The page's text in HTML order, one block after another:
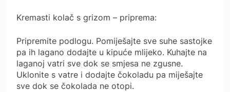
Kremasti kolač s grizom – priprema:
Pripremite podlogu. Pomiješajte sve suhe sastojke
pa ih lagano dodajte u kipuće mlijeko. Kuhajte na
laganoj vatri sve dok se smjesa ne zgusne.
Uklonite s vatre i dodajte čokoladu pa miješajte
sve dok se čokolada ne otopi.